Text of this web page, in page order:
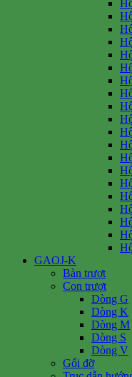
GAOJ-K
Bàn trượt
Con trượt
Dòng G
Dòng K
Dòng M
Dòng S
Dòng V
Gối đỡ